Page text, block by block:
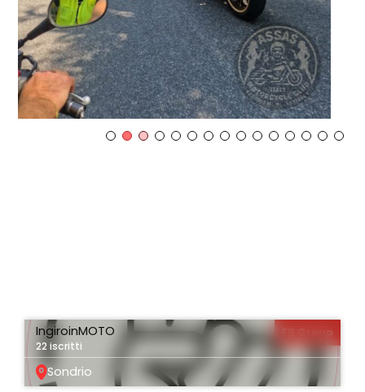
FB Group
IngiroinMOTO
22 iscritti
Sondrio